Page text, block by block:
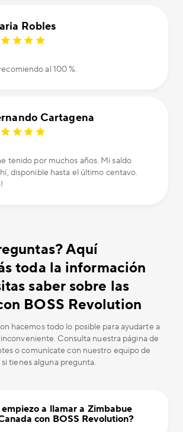
Robles
al 100 %.
Cartagena
tenido por muchos años. Mi saldo
disponible hasta el último centavo.
Aquí
toda la información
saber sobre las
BOSS Revolution
hacemos todo lo posible para ayudarte a
Consulta nuestra página de
o comunícate con nuestro equipo de
tienes alguna pregunta.
a llamar a Zimbabue
con BOSS Revolution?